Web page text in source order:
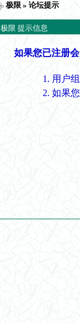
极限 » 论坛提示
极限 提示信息
如果您已注册
用户
如果